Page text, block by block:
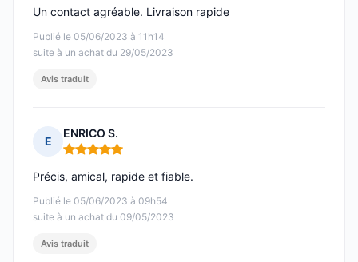
Publié le 05/06/2023 à 11h14
suite à un achat du 29/05/2023
Un contact agréable. Livraison rapide
Avis traduit
E
ENRICO S.
Note : 5 sur 5
Publié le 05/06/2023 à 09h54
suite à un achat du 09/05/2023
Précis, amical, rapide et fiable.
Avis traduit